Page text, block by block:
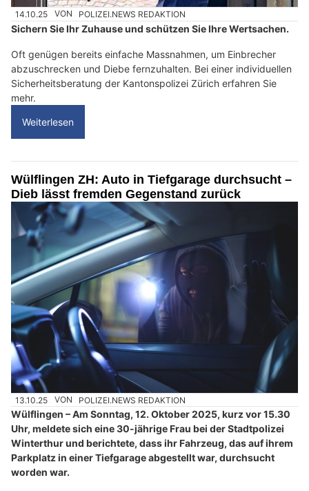
14.10.25 VON POLIZEI.NEWS REDAKTION
Sichern Sie Ihr Zuhause und schützen Sie Ihre Wertsachen.
Oft genügen bereits einfache Massnahmen, um Einbrecher
abzuschrecken und Diebe fernzuhalten. Bei einer individuellen
Sicherheitsberatung der Kantonspolizei Zürich erfahren Sie
mehr.
Weiterlesen
Wülflingen ZH: Auto in Tiefgarage durchsucht –
Dieb lässt fremden Gegenstand zurück
13.10.25 VON POLIZEI.NEWS REDAKTION
Wülflingen – Am Sonntag, 12. Oktober 2025, kurz vor 15.30
Uhr, meldete sich eine 30-jährige Frau bei der Stadtpolizei
Winterthur und berichtete, dass ihr Fahrzeug, das auf ihrem
Parkplatz in einer Tiefgarage abgestellt war, durchsucht
worden war.